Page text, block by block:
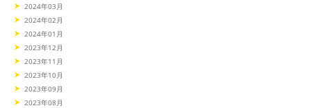
2024年03月
2024年02月
2024年01月
2023年12月
2023年11月
2023年10月
2023年09月
2023年08月